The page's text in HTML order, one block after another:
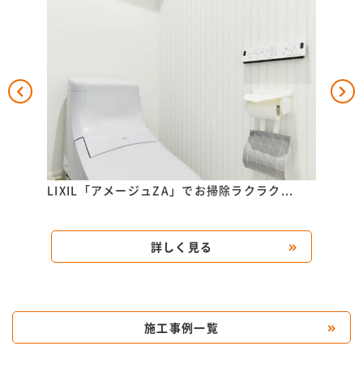
LIXIL「アメージュZA」でお掃除ラクラク...
詳しく見る
施工事例一覧